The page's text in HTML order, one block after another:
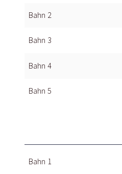
Bahn 2
Bahn 3
Bahn 4
Bahn 5
Bahn 1